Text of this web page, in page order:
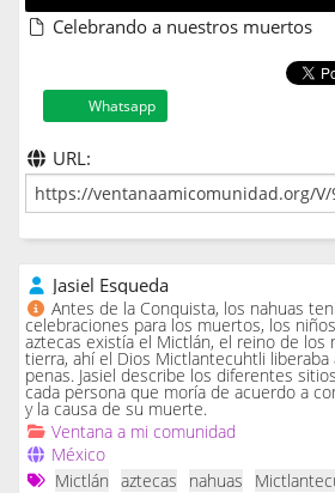
Celebrando a nuestros muertos
Whatsapp
URL:
Jasiel Esqueda
Antes de la Conquista, los nahuas
celebraciones para los muertos, los
aztecas existía el Mictlán, el reino de los
tierra, ahí el Dios Mictlantecuhtli
penas. Jasiel describe los diferentes
cada persona que moría de acuerdo a
y la causa de su muerte.
Ventana a mi comunidad
México
Mictlán aztecas nahuas